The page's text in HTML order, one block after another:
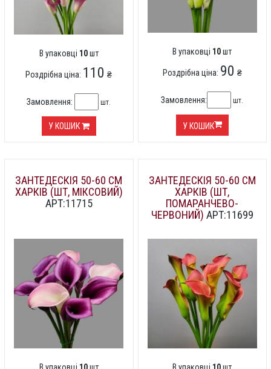
В упаковці 10шт
Роздрібна ціна: 110 ₴
Замовлення: шт.
У КОШИК
В упаковці 10шт
Роздрібна ціна: 90 ₴
Замовлення: шт.
У КОШИК
ЗАНТЕДЕСКІЯ 50-60 СМ
ХАРКІВ (ШТ, МІКСОВИЙ)
АРТ:11715
В упаковці 10шт
ЗАНТЕДЕСКІЯ 50-60 СМ
ХАРКІВ (ШТ,
ПОМАРАНЧЕВО-
ЧЕРВОНИЙ) АРТ:11699
В упаковці 10шт